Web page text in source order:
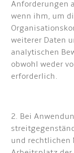
Anforderungen
wenn ihm, um
weiterer Daten
analytischen
obwohl weder
erforderlich.
2. Bei
und rechtlichen